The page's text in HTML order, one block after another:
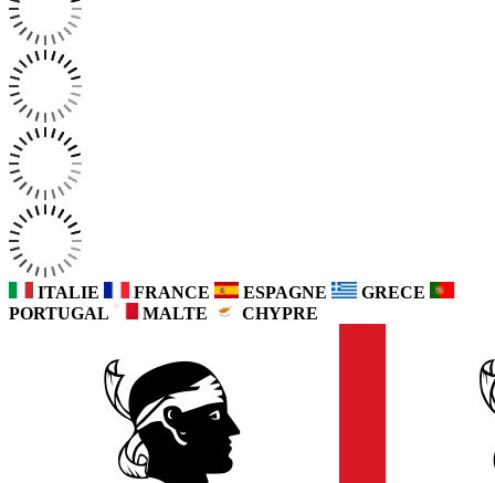
ITALIE FRANCE ESPAGNE
GRECE
PORTUGAL
MALTE CHYPRE